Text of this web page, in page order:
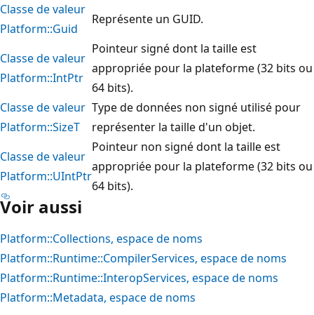
Classe de valeur
Platform::Guid
Représente un GUID.
Classe de valeur
Platform::IntPtr
Pointeur signé dont la taille est
appropriée pour la plateforme (32 bits ou
64 bits).
Classe de valeur
Platform::SizeT
Type de données non signé utilisé pour
représenter la taille d'un objet.
Classe de valeur
Platform::UIntPtr
Pointeur non signé dont la taille est
appropriée pour la plateforme (32 bits ou
64 bits).
Voir aussi
Platform::Collections, espace de noms
Platform::Runtime::CompilerServices, espace de noms
Platform::Runtime::InteropServices, espace de noms
Platform::Metadata, espace de noms